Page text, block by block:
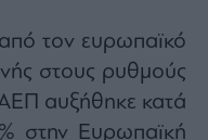
τον ευρωπαϊκό
στους ρυθμούς
αυξήθηκε κατά
στην Ευρωπαϊκή